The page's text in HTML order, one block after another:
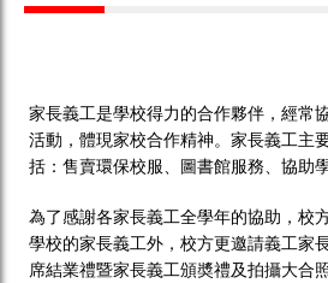
家長義工是學校得力的合作夥伴，經常
活動，體現家校合作精神。家長義工主
括：售賣環保校服、圖書館服務、協助
為了感謝各家長義工全學年的協助，校
學校的家長義工外，校方更邀請義工家
席結業禮暨家長義工頒奬禮及拍攝大合